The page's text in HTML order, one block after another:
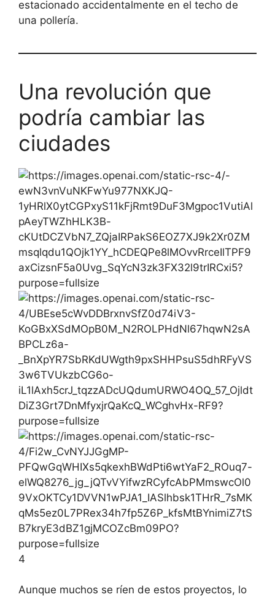
estacionado accidentalmente en el techo de
una pollería.
Una revolución que
podría cambiar las
ciudades
4
Aunque muchos se ríen de estos proyectos, lo